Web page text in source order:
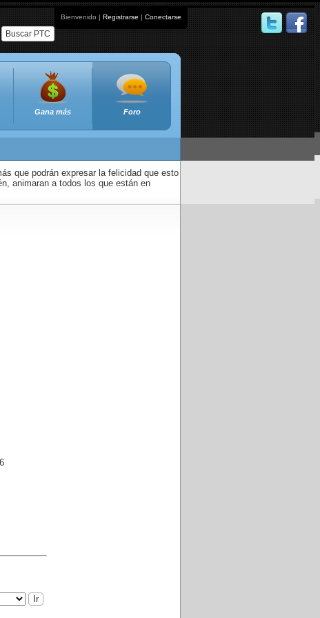
Bienvenido | Registrarse | Conectarse
Buscar PTC
Gana más Foro
que podrán expresar la felicidad que esto
animaran a todos los que están en